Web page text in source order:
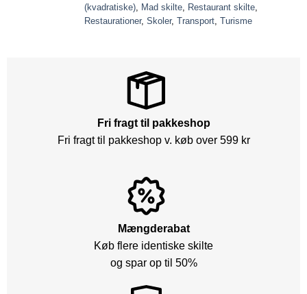
(kvadratiske), Mad skilte, Restaurant skilte,
Restaurationer, Skoler, Transport, Turisme
Fri fragt til pakkeshop
Fri fragt til pakkeshop v. køb over 599 kr
Mængderabat
Køb flere identiske skilte
og spar op til 50%